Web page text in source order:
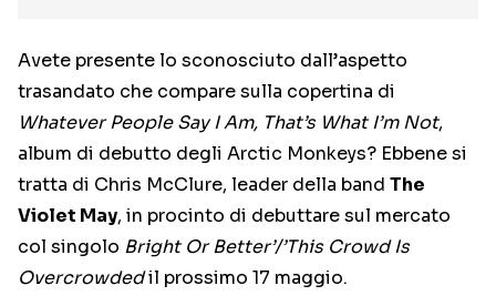
Avete presente lo sconosciuto dall’aspetto
trasandato che compare sulla copertina di
Whatever People Say I Am, That’s What I’m Not,
album di debutto degli Arctic Monkeys? Ebbene si
tratta di Chris McClure, leader della band The
Violet May, in procinto di debuttare sul mercato
col singolo Bright Or Better’/’This Crowd Is
Overcrowdedil prossimo 17 maggio.